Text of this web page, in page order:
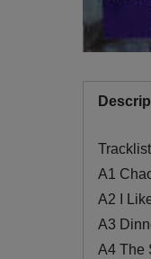
Tracklist
A1
A2 I
A3
A4 The